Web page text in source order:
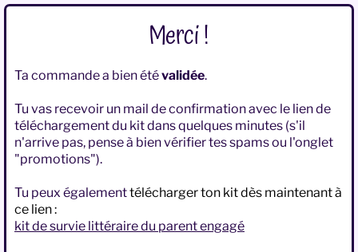
Merci !
Ta commande a bien étévalidée.
Tu vas recevoir un mail de confirmation avec le lien de
téléchargement du kit dans quelques minutes (s'il
n'arrive pas, pense à bien vérifier tes spams ou l'onglet
"promotions").
Tu peux égalementtélécharger ton kit dès maintenant à
ce lien :
kit de survie littéraire du parent engagé